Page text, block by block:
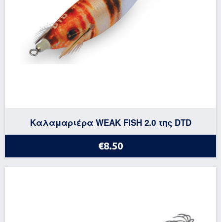
Καλαμαριέρα WEAK FISH 2.0 της DTD
€8.50